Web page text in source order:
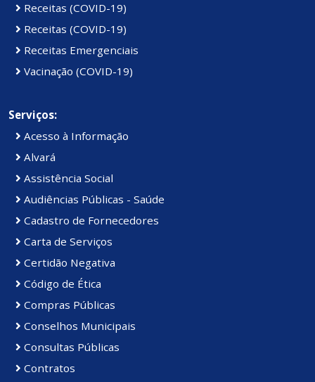
Receitas (COVID-19)
Receitas (COVID-19)
Receitas Emergenciais
Vacinação (COVID-19)
Serviços:
Acesso à Informação
Alvará
Assistência Social
Audiências Públicas - Saúde
Cadastro de Fornecedores
Carta de Serviços
Certidão Negativa
Código de Ética
Compras Públicas
Conselhos Municipais
Consultas Públicas
Contratos